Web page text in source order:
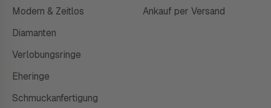
Modern & Zeitlos
Diamanten
Verlobungsringe
Eheringe
Schmuckanfertigung
Ankauf per Versand